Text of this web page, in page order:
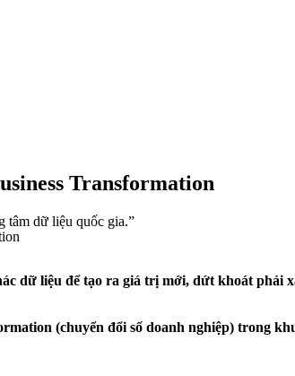
Transformation
tâm dữ liệu quốc gia.”
dữ liệu để tạo ra giá trị mới, dứt khoát phải
(chuyển đổi số doanh nghiệp) trong